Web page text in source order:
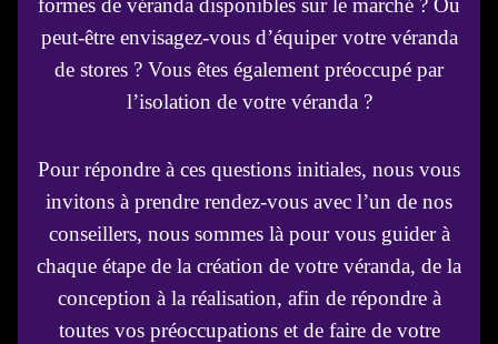
formes de véranda disponibles sur le marché ? Ou
peut-être envisagez-vous d’équiper votre véranda
de stores ? Vous êtes également préoccupé par
l’isolation de votre véranda ?
Pour répondre à ces questions initiales, nous vous
invitons à prendre rendez-vous avec l’un de nos
conseillers, nous sommes là pour vous guider à
chaque étape de la création de votre véranda, de la
conception à la réalisation, afin de répondre à
toutes vos préoccupations et de faire de votre